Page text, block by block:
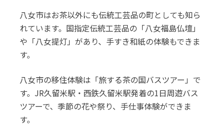
八女市はお茶以外にも伝統工芸品の町としても知ら
れています。国指定伝統工芸品の「八女福島仏壇」
や「八女提灯」があり、手すき和紙の体験もできま
す。
八女市の移住体験は「旅する茶の国バスツアー」で
す。JR久留米駅・西鉄久留米駅発着の1日周遊バス
ツアーで、季節の花や祭り、手仕事体験ができま
す。